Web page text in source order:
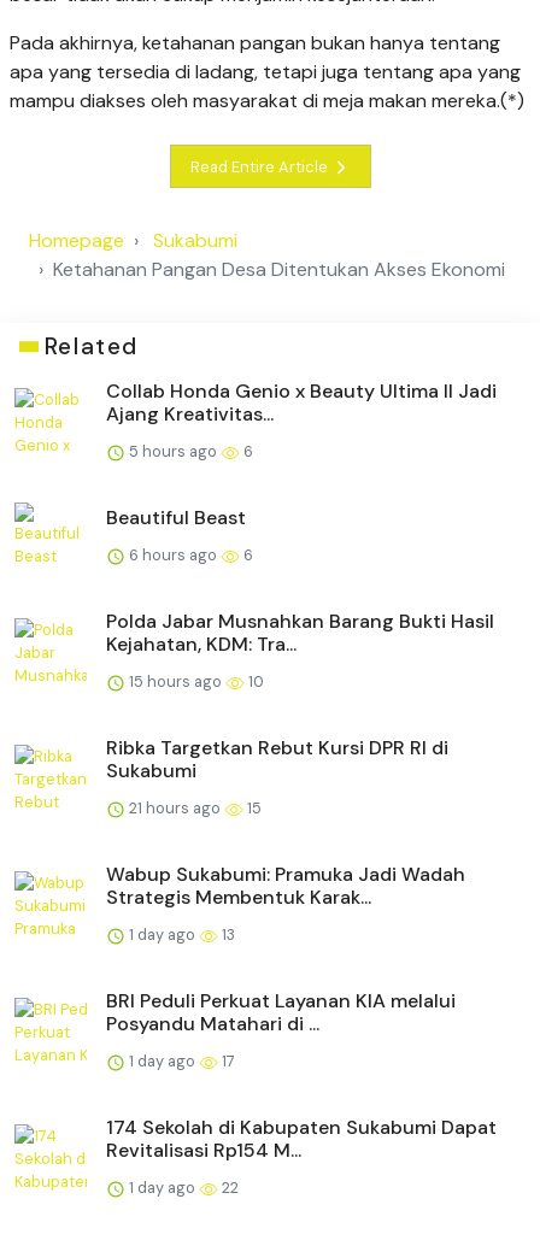
Pada akhirnya, ketahanan pangan bukan hanya tentang
apa yang tersedia di ladang, tetapi juga tentang apa yang
mampu diakses oleh masyarakat di meja makan mereka.(*)
Read Entire Article
Homepage
Sukabumi
Ketahanan Pangan Desa Ditentukan Akses Ekonomi
Related
Collab Honda Genio x Beauty Ultima II Jadi
Ajang Kreativitas...
5 hours ago 6
Beautiful Beast
6 hours ago 6
Polda Jabar Musnahkan Barang Bukti Hasil
Kejahatan, KDM: Tra...
15 hours ago 10
Ribka Targetkan Rebut Kursi DPR RI di
Sukabumi
21 hours ago 15
Wabup Sukabumi: Pramuka Jadi Wadah
Strategis Membentuk Karak...
1 day ago 13
BRI Peduli Perkuat Layanan KIA melalui
Posyandu Matahari di ...
1 day ago 17
174 Sekolah di Kabupaten Sukabumi Dapat
Revitalisasi Rp154 M...
1 day ago 22